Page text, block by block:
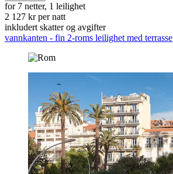
for 7 netter, 1 leilighet
2 127 kr per natt
inkludert skatter og avgifter
vannkanten - fin 2-roms leilighet med terrasse